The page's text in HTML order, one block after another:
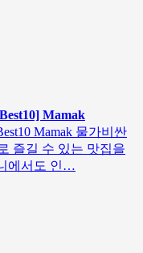
Mamak
Mamak 물가비싼
즐길 수 있는 맛집을
에서도 인…